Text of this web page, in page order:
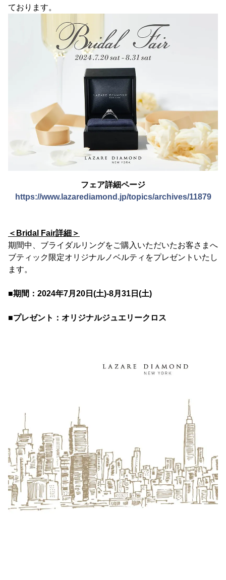
ております。
フェア詳細ページ
https://www.lazarediamond.jp/topics/archives/11879
＜Bridal Fair詳細＞
期間中、ブライダルリングをご購入いただいたお客さまへ
ブティック限定オリジナルノベルティをプレゼントいたし
ます。
■期間：2024年7月20日(土)-8月31日(土)
■プレゼント：オリジナルジュエリークロス